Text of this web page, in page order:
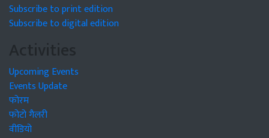
Subscribe to print edition
Subscribe to digital edition
Activities
Upcoming Events
Events Update
फोरम
फोटो गैलरी
वीडियो